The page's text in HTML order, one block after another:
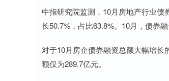
中指研究院监测，10月房地产行业债
长50.7%，占比63.8%。10月，债券
对于10月房企债券融资总额大幅增
额仅为289.7亿元。